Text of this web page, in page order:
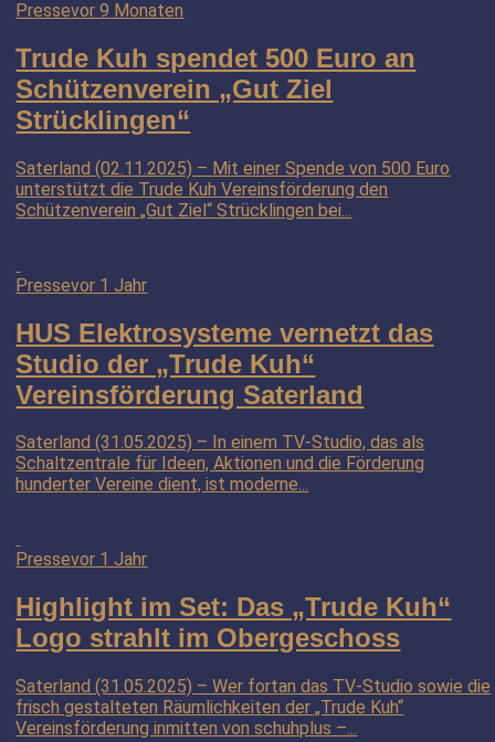
Pressevor 9 Monaten
Trude Kuh spendet 500 Euro an
Schützenverein „Gut Ziel
Strücklingen“
Saterland (02.11.2025) – Mit einer Spende von 500 Euro
unterstützt die Trude Kuh Vereinsförderung den
Schützenverein „Gut Ziel“ Strücklingen bei...
Pressevor 1 Jahr
HUS Elektrosysteme vernetzt das
Studio der „Trude Kuh“
Vereinsförderung Saterland
Saterland (31.05.2025) – In einem TV-Studio, das als
Schaltzentrale für Ideen, Aktionen und die Förderung
hunderter Vereine dient, ist moderne...
Pressevor 1 Jahr
Highlight im Set: Das „Trude Kuh“
Logo strahlt im Obergeschoss
Saterland (31.05.2025) – Wer fortan das TV-Studio sowie die
frisch gestalteten Räumlichkeiten der „Trude Kuh“
Vereinsförderung inmitten von schuhplus –...